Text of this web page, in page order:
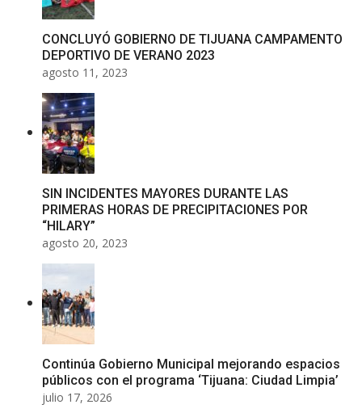
CONCLUYÓ GOBIERNO DE TIJUANA CAMPAMENTO
DEPORTIVO DE VERANO 2023
agosto 11, 2023
SIN INCIDENTES MAYORES DURANTE LAS
PRIMERAS HORAS DE PRECIPITACIONES POR
“HILARY”
agosto 20, 2023
Continúa Gobierno Municipal mejorando espacios
públicos con el programa ‘Tijuana: Ciudad Limpia’
julio 17, 2026